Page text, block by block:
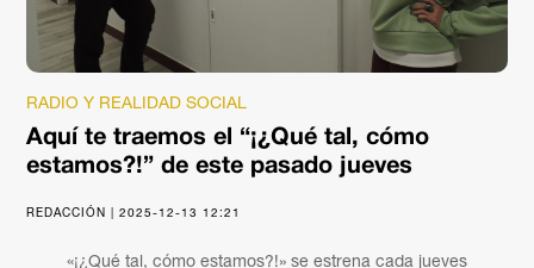
RADIO Y REALIDAD SOCIAL
Aquí te traemos el “¡¿Qué tal, cómo
estamos?!” de este pasado jueves
REDACCIÓN | 2025-12-13 12:21
«¡¿Qué tal, cómo estamos?!» se estrena cada jueves